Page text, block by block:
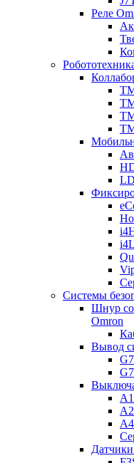
Реле
i4L
Системы
Шнур
Omron
Вывод
Датчики